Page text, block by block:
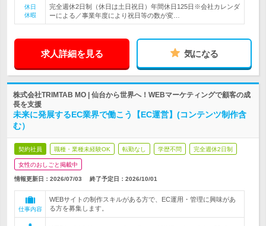
休日
休暇
完全週休2日制（休日は土日祝日）年間休日125日※会社カレンダ
ーによる／事業年度により祝日等の数が変…
求人詳細を見る 気になる
株式会社TRIMTAB MO | 仙台から世界へ！WEBマーケティングで顧客の成
長を支援
未来に発展するEC業界で働こう【EC運営】(コンテンツ制作含
む）
契約社員 職種・業種未経験OK 転勤なし 学歴不問 完全週休2日制
女性のおしごと掲載中
情報更新日：2026/07/03 終了予定日： 2026/10/01
仕事内容
WEBサイトの制作スキルがある方で、EC運用・管理に興味があ
る方を募集します。